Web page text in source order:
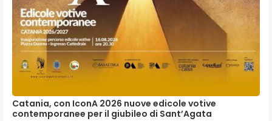
Catania, con IconA 2026 nuove edicole votive
contemporanee per il giubileo di Sant’Agata